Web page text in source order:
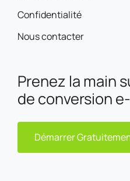
Confidentialité
Nous contacter
Prenez la main
de conversion
Démarrer